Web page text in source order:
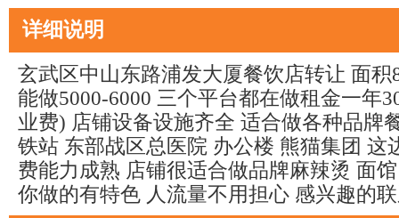
详细说明
玄武区中山东路浦发大厦餐饮店转让 面积
能做5000-6000 三个平台都在做租金一年
业费) 店铺设备设施齐全 适合做各种品牌
铁站 东部战区总医院 办公楼 熊猫集团 这
费能力成熟 店铺很适合做品牌麻辣烫 面
你做的有特色 人流量不用担心 感兴趣的